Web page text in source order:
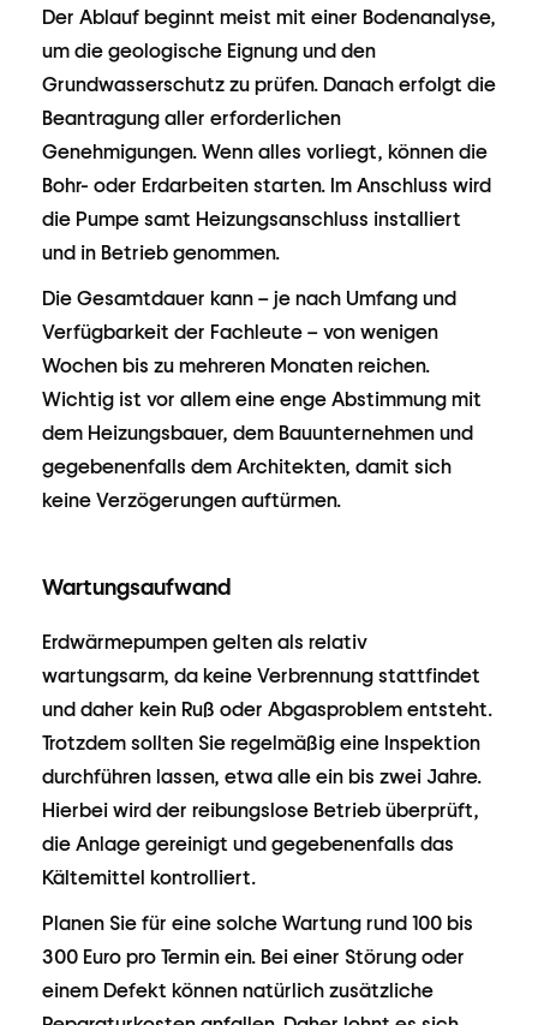
Der Ablauf beginnt meist mit einer Bodenanalyse,
um die geologische Eignung und den
Grundwasserschutz zu prüfen. Danach erfolgt die
Beantragung aller erforderlichen
Genehmigungen. Wenn alles vorliegt, können die
Bohr- oder Erdarbeiten starten. Im Anschluss wird
die Pumpe samt Heizungsanschluss installiert
und in Betrieb genommen.
Die Gesamtdauer kann – je nach Umfang und
Verfügbarkeit der Fachleute – von wenigen
Wochen bis zu mehreren Monaten reichen.
Wichtig ist vor allem eine enge Abstimmung mit
dem Heizungsbauer, dem Bauunternehmen und
gegebenenfalls dem Architekten, damit sich
keine Verzögerungen auftürmen.
Wartungsaufwand
Erdwärmepumpen gelten als relativ
wartungsarm, da keine Verbrennung stattfindet
und daher kein Ruß oder Abgasproblem entsteht.
Trotzdem sollten Sie regelmäßig eine Inspektion
durchführen lassen, etwa alle ein bis zwei Jahre.
Hierbei wird der reibungslose Betrieb überprüft,
die Anlage gereinigt und gegebenenfalls das
Kältemittel kontrolliert.
Planen Sie für eine solche Wartung rund 100 bis
300 Euro pro Termin ein. Bei einer Störung oder
einem Defekt können natürlich zusätzliche